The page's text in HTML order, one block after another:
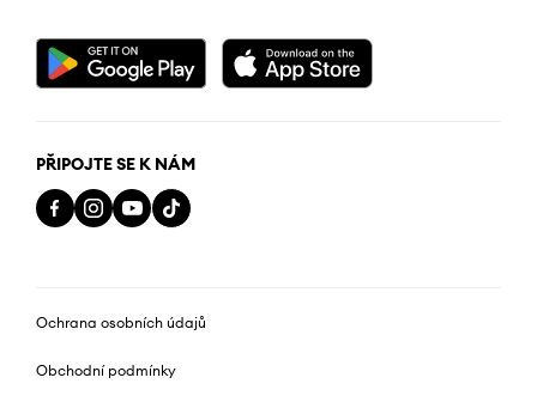
PŘIPOJTE SE K NÁM
Ochrana osobních údajů
Obchodní podmínky